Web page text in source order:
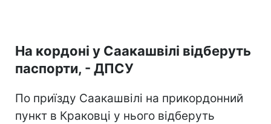
На кордоні у Саакашвілі відберуть
паспорти, - ДПСУ
По приїзду Саакашвілі на прикордонний
пункт в Краковці у нього відберуть